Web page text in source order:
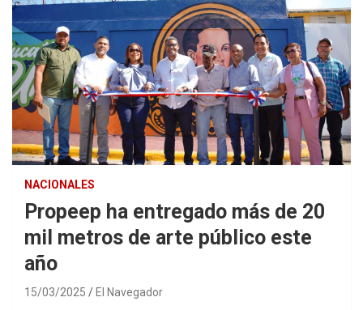
NACIONALES
Propeep ha entregado más de 20
mil metros de arte público este
año
15/03/2025 El Navegador